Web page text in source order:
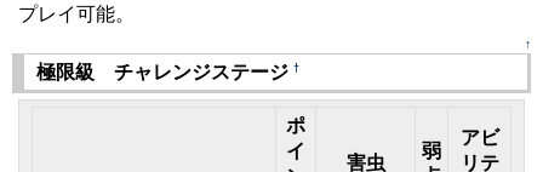
プレイ可能。
↑
極限級 チャレンジステージ †
ポ
イ
害虫
弱
アビ
リテ